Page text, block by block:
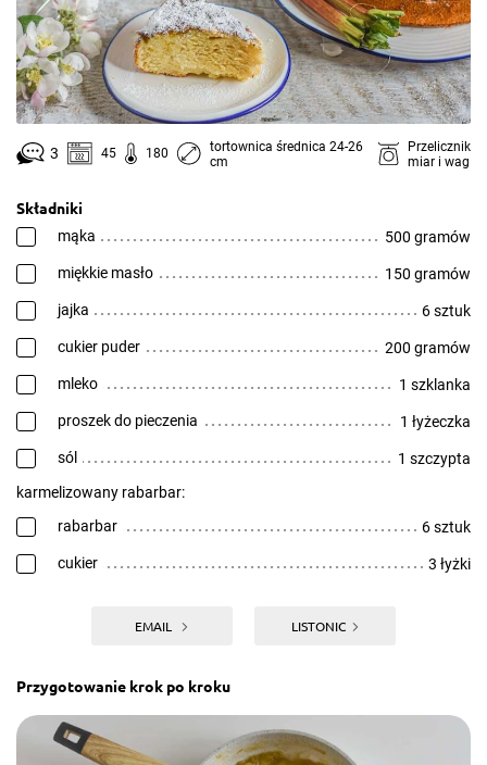
3 45 180
tortownica średnica 24-26
cm
Przelicznik
miar i wag
Składniki
mąka 500 gramów
miękkie masło 150 gramów
jajka 6 sztuk
cukier puder 200 gramów
mleko 1 szklanka
proszek do pieczenia 1 łyżeczka
sól
1 szczypta
karmelizowany rabarbar:
rabarbar
6 sztuk
cukier 3 łyżki
EMAIL LISTONIC
Przygotowanie krok po kroku